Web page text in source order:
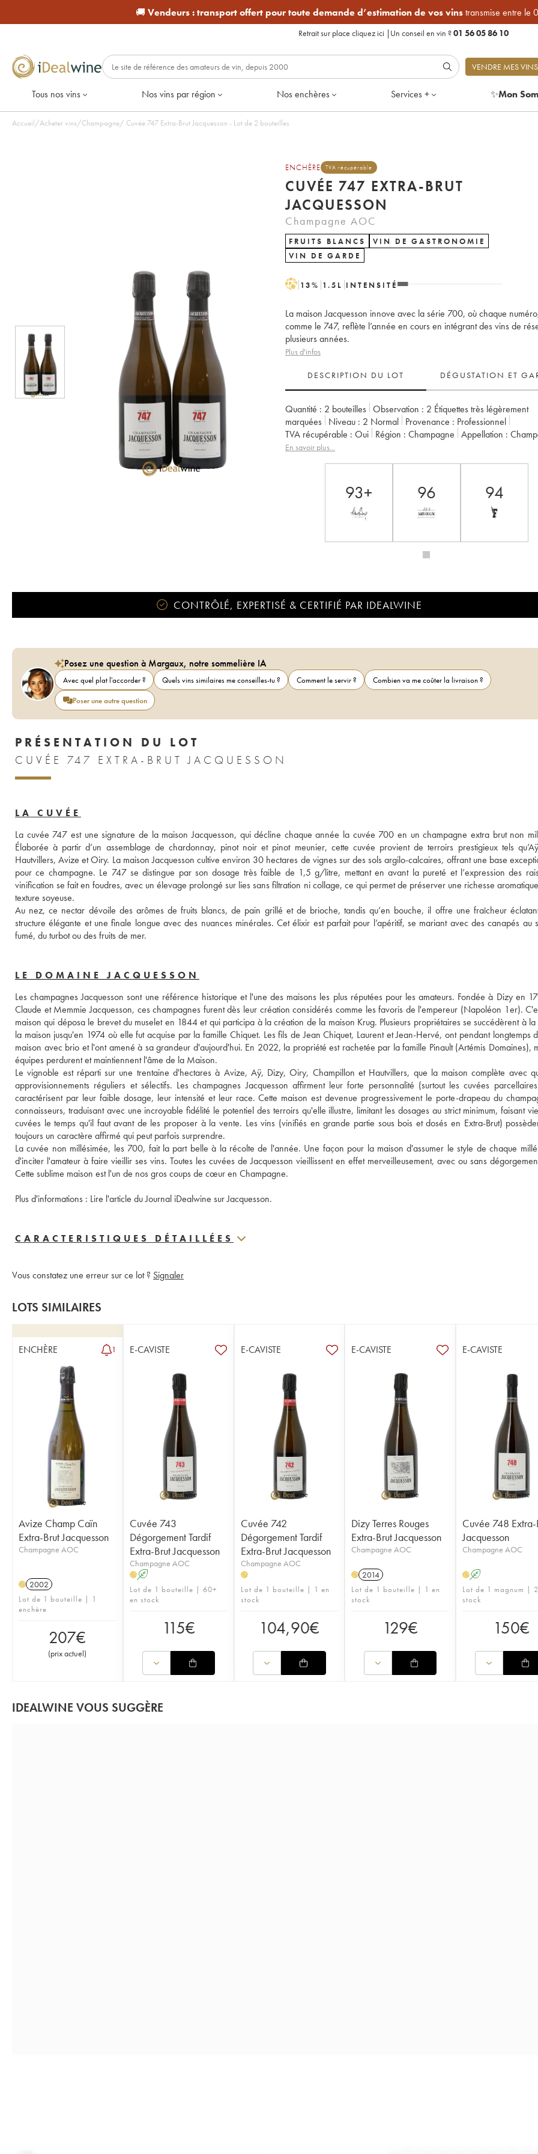
🚚 Vendeurs :transport offert pour toute demande d’estimation de vos vinstransmise entre le
Retrait sur place cliquez ici | Un conseil en vin ?01 56 05 86 10
VENDRE MES VINS
Tous nos vins Nos vins par région Nos enchères Services + ✨Mon
Accueil/Acheter vins/Champagne/ Cuvée 747 Extra-Brut Jacquesson - Lot de 2 bouteilles
ENCHÈRE TVA récupérable
CUVÉE 747 EXTRA-BRUT
JACQUESSON
Champagne AOC
FRUITS BLANCS
VIN DE GASTRONOMIE
VIN DE GARDE
H 13% 1.5 L INTENSITÉ
La maison Jacquesson innove avec la série 700, où chaque
comme le 747, reflète l’année en cours en intégrant des vins de
plusieurs années.
Plus d'infos
DESCRIPTION DU LOT DÉGUSTATION ET
Quantité : 2 bouteilles Observation : 2 Étiquettes très légèrement
marquées
Niveau : 2 Normal Provenance :
professionnel
TVA récupérable :
oui Région : Champagne Appellation :
Propriétaire :
En savoir plus...
93+ 96 94
CONTRÔLÉ, EXPERTISÉ & CERTIFIÉ PAR IDEALWINE
Posez une question à Margaux, notre sommelière IA
Avec quel plat l'accorder ? Quels vins similaires me conseilles-tu ? Comment le servir ?
Combien va me coûter la livraison ?
Poser une autre question
PRÉSENTATION DU LOT
CUVÉE 747 EXTRA-BRUT JACQUESSON
LA CUVÉE
La cuvée 747 est une signature de la maison Jacquesson, qui décline chaque année la cuvée 700 en un champagne extra brut non
Élaborée à partir d’un assemblage de chardonnay, pinot noir et pinot meunier, cette cuvée provient de terroirs prestigieux tels
Hautvillers, Avize et Oiry. La maison Jacquesson cultive environ 30 hectares de vignes sur des sols argilo-calcaires, offrant une base
pour ce champagne. Le 747 se distingue par son dosage très faible de 1,5 g/litre, mettant en avant la pureté et l’expression des
vinification se fait en foudres, avec un élevage prolongé sur lies sans filtration ni collage, ce qui permet de préserver une richesse
texture soyeuse.
Au nez, ce nectar dévoile des arômes de fruits blancs, de pain grillé et de brioche, tandis qu’en bouche, il offre une fraîcheur
structure élégante et une finale longue avec des nuances minérales. Cet élixir est parfait pour l’apéritif, se mariant avec des canapés au
fumé, du turbot ou des fruits de mer.
LE DOMAINE JACQUESSON
Les champagnes Jacquesson sont une référence historique et l'une des maisons les plus réputées pour les amateurs. Fondée à Dizy en
Claude et Memmie Jacquesson, ces champagnes furent dès leur création considérés comme les favoris de l'empereur (Napoléon 1er).
maison qui déposa le brevet du muselet en 1844 et qui participa à la création de la maison Krug. Plusieurs propriétaires se succédèrent à la
la maison jusqu'en 1974 où elle fut acquise par la famille Chiquet. Les fils de Jean Chiquet, Laurent et Jean-Hervé, ont pendant longtemps
maison avec brio et l'ont amené à sa grandeur d'aujourd'hui. En 2022, la propriété est rachetée par la famille Pinault (Artémis Domaines),
équipes perdurent et maintiennent l'âme de la Maison.
Le vignoble est réparti sur une trentaine d'hectares à Avize, Aÿ, Dizy, Oiry, Champillon et Hautvillers, que la maison complète avec
approvisionnements réguliers et sélectifs. Les champagnes Jacquesson affirment leur forte personnalité (surtout les cuvées
caractérisent par leur faible dosage, leur intensité et leur race. Cette maison est devenue progressivement le porte-drapeau du
connaisseurs, traduisant avec une incroyable fidélité le potentiel des terroirs qu'elle illustre, limitant les dosages au strict minimum, faisant
cuvées le temps qu'il faut avant de les proposer à la vente. Les vins (vinifiés en grande partie sous bois et dosés en Extra-Brut)
toujours un caractère affirmé qui peut parfois surprendre.
La cuvée non millésimée, les 700, fait la part belle à la récolte de l'année. Une façon pour la maison d'assumer le style de chaque
d'inciter l'amateur à faire vieillir ses vins. Toutes les cuvées de Jacquesson vieillissent en effet merveilleusement, avec ou sans
Cette sublime maison est l'un de nos gros coups de cœur en Champagne.
Plus d'informations : Lire l'article du Journal iDealwine sur Jacquesson.
CARACTERISTIQUES DÉTAILLÉES
Vous constatez une erreur sur ce lot ? Signaler
LOTS SIMILAIRES
ENCHÈRE 1
Avize Champ Caïn
Extra-Brut Jacquesson
Champagne AOC
H 2002
Lot de 1 bouteille | 1
enchère
207€
(prix actuel)
E-CAVISTE
Cuvée 743
Dégorgement Tardif
Extra-Brut Jacquesson
Champagne AOC
HA
Lot de 1 bouteille | 60+
en stock
115€
E-CAVISTE
Cuvée 742
Dégorgement Tardif
Extra-Brut Jacquesson
Champagne AOC
H
Lot de 1 bouteille | 1 en
stock
104,90€
E-CAVISTE
Dizy Terres Rouges
Extra-Brut Jacquesson
Champagne AOC
H 2014
Lot de 1 bouteille | 1 en
stock
129€
E-CAVISTE
Cuvée 748 Extra-
Jacquesson
Champagne AOC
H A
Lot de 1 magnum |
stock
150€
IDEALWINE VOUS SUGGÈRE